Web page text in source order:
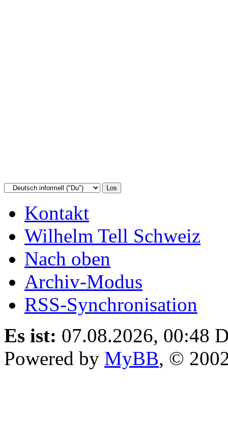
Kontakt
Wilhelm Tell Schweiz
Nach oben
Archiv-Modus
RSS-Synchronisation
Es ist: 07.08.2026, 00:48
Powered by MyBB, ©